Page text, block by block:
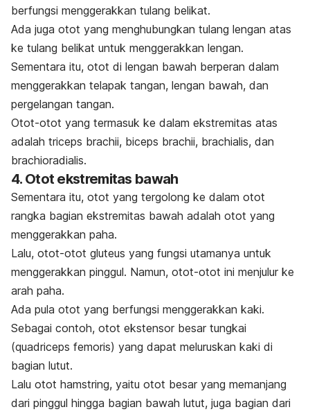
berfungsi menggerakkan tulang belikat.
Ada juga otot yang menghubungkan tulang lengan atas
ke tulang belikat untuk menggerakkan lengan.
Sementara itu, otot di lengan bawah berperan dalam
menggerakkan telapak tangan, lengan bawah, dan
pergelangan tangan.
Otot-otot yang termasuk ke dalam ekstremitas atas
adalah triceps brachii, biceps brachii, brachialis, dan
brachioradialis.
4. Otot ekstremitas bawah
Sementara itu, otot yang tergolong ke dalam otot
rangka bagian ekstremitas bawah adalah otot yang
menggerakkan paha.
Lalu, otot-otot gluteus yang fungsi utamanya untuk
menggerakkan pinggul. Namun, otot-otot ini menjulur ke
arah paha.
Ada pula otot yang berfungsi menggerakkan kaki.
Sebagai contoh, otot ekstensor besar tungkai
(quadriceps femoris) yang dapat meluruskan kaki di
bagian lutut.
Lalu otot hamstring, yaitu otot besar yang memanjang
dari pinggul hingga bagian bawah lutut, juga bagian dari